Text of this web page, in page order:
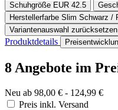
Schuhgröße EUR 42.5
Herstellerfarbe Slim Schwarz /
Variantenauswahl zurücksetzen
Produktdetails
8 Angebote im
Neu ab 98,00 € - 124,99 €
Preis inkl. Versand